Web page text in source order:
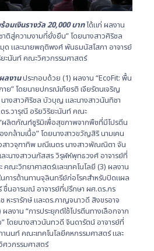
อมเงินรางวัล20,000 บาทได้แก่ ผลงาน
ติสู่ความงามที่ยั่งยืน” โดยนางสาวศิริชล
ด และนายพฤติพงศ์ พันธมนัสโสภา อาจารย์
ะนันท์ คณะวิศวกรรมศาสตร์
ลงานประกอบด้วย (1) ผลงาน “EcoFit: พื้น
ย” โดยนายปกรณ์เกียรติ เจียรัตนเจริญ
งสาวศิริชล บัวบุญ และนางสาวนันทิชา
ดร.วารุณี อริยวิริยะนันท์ คณะ
ผลิตภัณฑ์ซูริมิเพื่อสุขภาพจากพืชที่มีโปรตีน
กล้ามเนื้อ” โดยนางสาวขวัญสิริ นามเคน
สาวจุฑาทิพ มณีเนตร นางสาวพัณณิตา จัน
ะนางสาวนภัสสร วิรุฬห์พุทธวงศ์ อาจารย์ที่
ณะวิทยาศาสตร์และเทคโนโลยี (3) ผลงาน
การต้านทานจุลินทรีย์ก่อโรคสำหรับปิดแผล
ชื่นอารมณ์ อาจารย์ที่ปรึกษา ผศ.ดร.ภร
ะรารักษ์ และดร.กาญจนาวดี สิงขรอาจ
งาน “การประยุกต์ใช้โปรตีนทางเลือกจาก
โดยนางสาวนันทวดี จินดารัตน์ อาจารย์ที่
นนท์ คณะเทคโนโลยีคหกรรมศาสตร์ และ
วกรรมศาสตร์